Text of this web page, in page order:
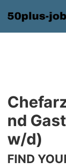
nd
w/d)
FIND